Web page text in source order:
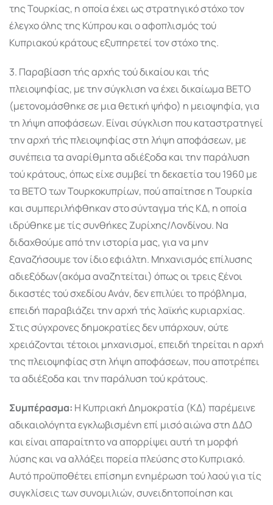
της Τουρκίας, η οποία έχει ως στρατηγικό στόχο τον
έλεγχο όλης της Κύπρου και ο αφοπλισμός τού
Κυπριακού κράτους εξυπηρετεί τον στόχο της.
3. Παραβίαση τής αρχής τού δικαίου και τής
πλειοψηφίας, με την σύγκλιση να έχει δικαίωμα ΒΕΤΟ
(μετονομάσθηκε σε μια θετική ψήφο) η μειοψηφία, για
τη λήψη αποφάσεων. Είναι σύγκλιση που καταστρατηγεί
την αρχή τής πλειοψηφίας στη λήψη αποφάσεων, με
συνέπεια τα αναρίθμητα αδιέξοδα και την παράλυση
τού κράτους, όπως είχε συμβεί τη δεκαετία του 1960 με
τα ΒΕΤΟ των Τουρκοκυπρίων, πού απαίτησε η Τουρκία
και συμπεριλήφθηκαν στο σύνταγμα τής ΚΔ, η οποία
ιδρύθηκε με τίς συνθήκες Ζυρίχης/Λονδίνου. Να
διδαχθούμε από την ιστορία μας, για να μην
ξαναζήσουμε τον ίδιο εφιάλτη. Μηχανισμός επίλυσης
αδιεξόδων(ακόμα αναζητείται) όπως οι τρεις ξένοι
δικαστές τού σχεδίου Ανάν, δεν επιλύει το πρόβλημα,
επειδή παραβιάζει την αρχή τής λαϊκής κυριαρχίας.
Στις σύγχρονες δημοκρατίες δεν υπάρχουν, ούτε
χρειάζονται τέτοιοι μηχανισμοί, επειδή τηρείται η αρχή
της πλειοψηφίας στη λήψη αποφάσεων, που αποτρέπει
τα αδιέξοδα και την παράλυση τού κράτους.
Συμπέρασμα: Η Κυπριακή Δημοκρατία (ΚΔ) παρέμεινε
αδικαιολόγητα εγκλωβισμένη επί μισό αιώνα στη ΔΔΟ
και είναι απαραίτητο να απορρίψει αυτή τη μορφή
λύσης και να αλλάξει πορεία πλεύσης στο Κυπριακό.
Αυτό προϋποθέτει επίσημη ενημέρωση τού λαού για τίς
συγκλίσεις των συνομιλιών, συνειδητοποίηση και